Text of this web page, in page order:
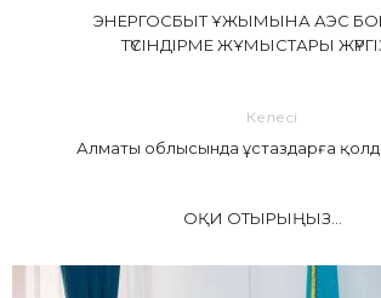
ЭНЕРГОСБЫТ ҰЖЫМЫНА АЭС
ТҮСІНДІРМЕ ЖҰМЫСТАРЫ
Келесі
Алматы облысында ұстаздарға
ОҚИ ОТЫРЫҢЫЗ...